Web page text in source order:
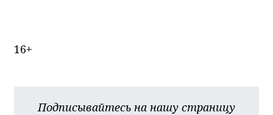
16+
Подписывайтесь на нашу страницу